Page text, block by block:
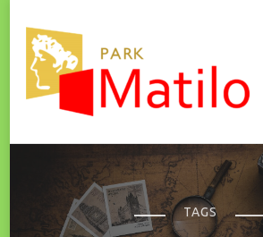
Park Matilo
TAGS